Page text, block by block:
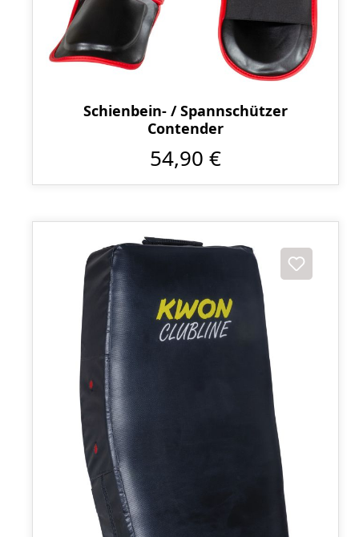
Schienbein- / Spannschützer
Contender
54,90 €